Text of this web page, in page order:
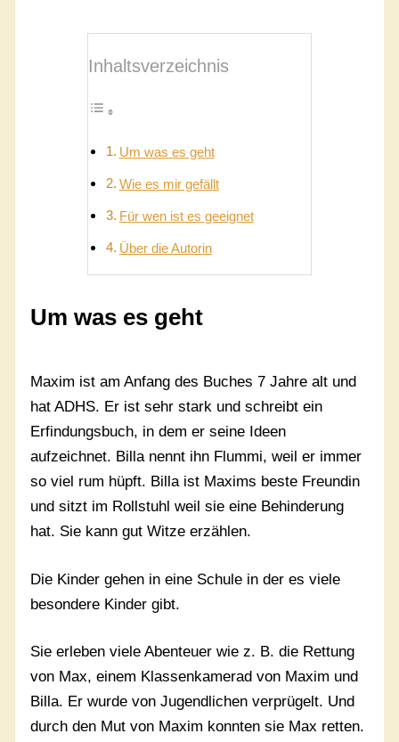
Inhaltsverzeichnis
Um was es geht
Wie es mir gefällt
Für wen ist es geeignet
Über die Autorin
Um was es geht
Maxim ist am Anfang des Buches 7 Jahre alt und
hat ADHS. Er ist sehr stark und schreibt ein
Erfindungsbuch, in dem er seine Ideen
aufzeichnet. Billa nennt ihn Flummi, weil er immer
so viel rum hüpft. Billa ist Maxims beste Freundin
und sitzt im Rollstuhl weil sie eine Behinderung
hat. Sie kann gut Witze erzählen.
Die Kinder gehen in eine Schule in der es viele
besondere Kinder gibt.
Sie erleben viele Abenteuer wie z. B. die Rettung
von Max, einem Klassenkamerad von Maxim und
Billa. Er wurde von Jugendlichen verprügelt. Und
durch den Mut von Maxim konnten sie Max retten.